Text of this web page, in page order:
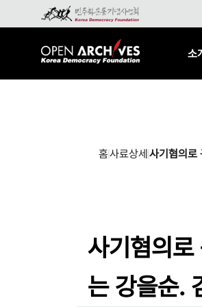
소
홈사료상세사기혐의로
사기혐의로
는 강을순.